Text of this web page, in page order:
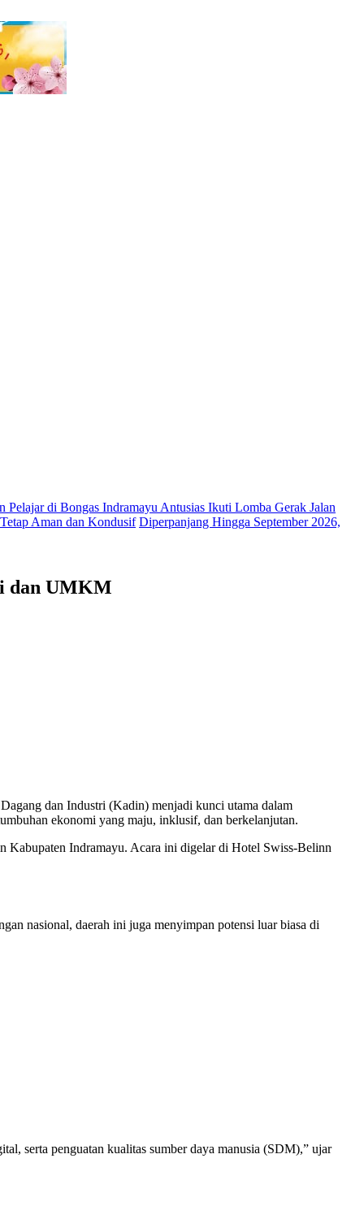
Pelajar di Bongas Indramayu Antusias Ikuti Lomba Gerak Jalan
Aman dan Kondusif Diperpanjang Hingga September 2026,
dan UMKM
dan Industri (Kadin) menjadi kunci utama dalam
ekonomi yang maju, inklusif, dan berkelanjutan.
Kabupaten Indramayu. Acara ini digelar di Hotel Swiss-Belinn
nasional, daerah ini juga menyimpan potensi luar biasa di
serta penguatan kualitas sumber daya manusia (SDM),” ujar